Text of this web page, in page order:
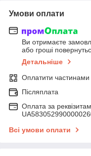
Умови оплати
Ви отримаєте
або гроші
Детальніше
Оплатити частинами
Післяплата
Оплата за
Всі умови оплати